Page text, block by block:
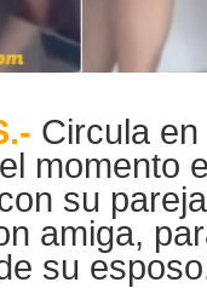
Circula
momento
su
amiga,
su